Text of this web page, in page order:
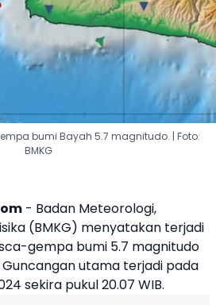
bumi Bayah 5.7 magnitudo. | Foto:
BMKG
- Badan Meteorologi,
(BMKG) menyatakan terjadi
gempa bumi 5.7 magnitudo
Guncangan utama terjadi pada
sekira pukul 20.07 WIB.